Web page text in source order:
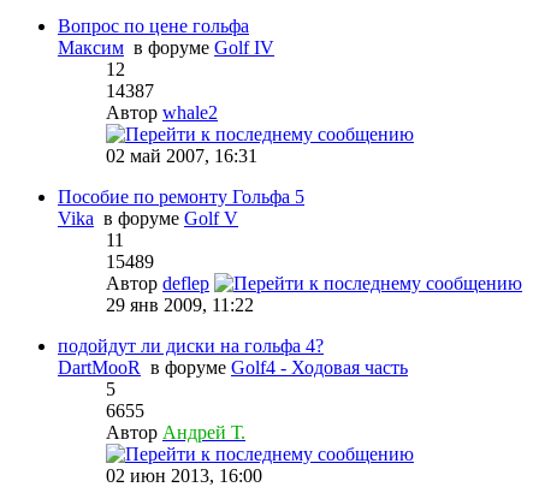
Вопрос по цене гольфа
Максим в форуме Golf IV
12
14387
Автор whale2
02 май 2007, 16:31
Пособие по ремонту Гольфа 5
Vika в форуме Golf V
11
15489
Автор deflep
29 янв 2009, 11:22
подойдут ли диски на гольфа 4?
DartMooR в форуме Golf4 - Ходовая часть
5
6655
Автор Андрей Т.
02 июн 2013, 16:00